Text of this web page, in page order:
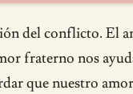
del conflicto. El
fraterno nos
que nuestro